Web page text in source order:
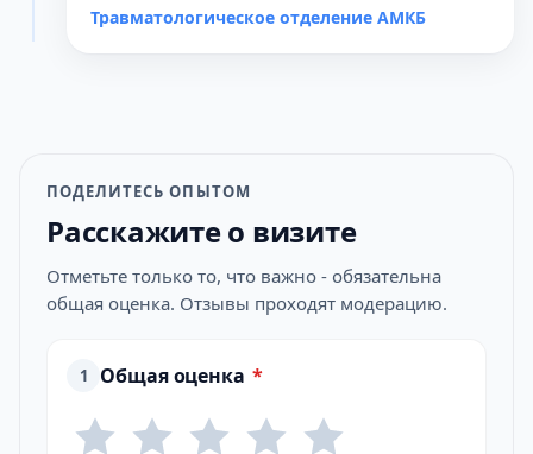
Травматологическое отделение АМКБ
ПОДЕЛИТЕСЬ ОПЫТОМ
Расскажите о визите
Отметьте только то, что важно - обязательна
общая оценка. Отзывы проходят модерацию.
1 Общая оценка *